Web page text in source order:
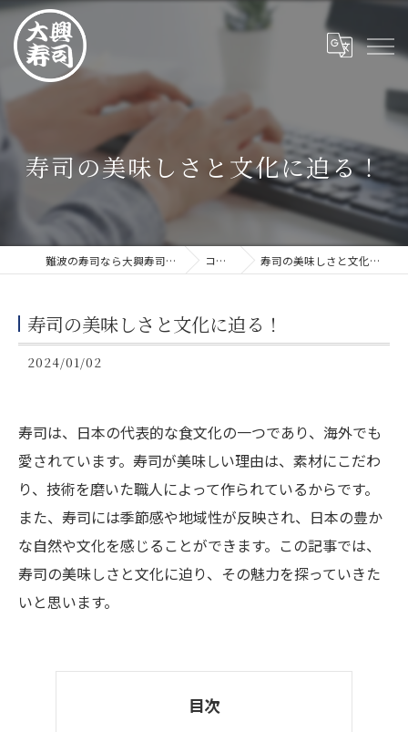
寿司の美味しさと文化に迫る！
難波の寿司なら大興寿司 難波店 コラム 寿司の美味しさと文化に迫る！
寿司の美味しさと文化に迫る！
2024/01/02
寿司は、日本の代表的な食文化の一つであり、海外でも
愛されています。寿司が美味しい理由は、素材にこだわ
り、技術を磨いた職人によって作られているからです。
また、寿司には季節感や地域性が反映され、日本の豊か
な自然や文化を感じることができます。この記事では、
寿司の美味しさと文化に迫り、その魅力を探っていきた
いと思います。
目次